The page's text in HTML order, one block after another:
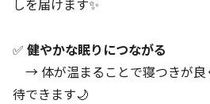
しを届けます✨
✅ 健やかな眠りにつながる
→ 体が温まることで寝つきが良
待できます🌙